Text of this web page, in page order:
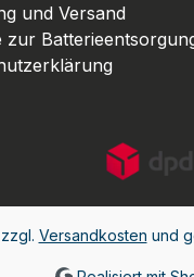
und Versand
zur
Versandkosten und